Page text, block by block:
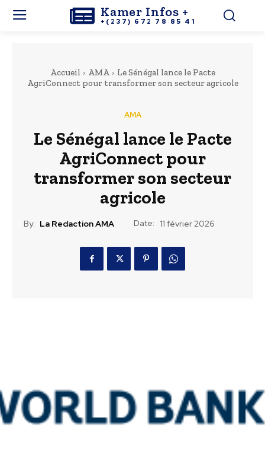
Kamer Infos +
+(237) 672 78 85 41
Accueil AMA
Le Sénégal lance le Pacte
AgriConnect pour transformer son secteur agricole
AMA
Le Sénégal lance le Pacte
AgriConnect pour
transformer son secteur
agricole
By: La Redaction AMA Date: 11 février 2026